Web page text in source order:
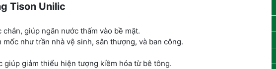
Tison Unilic
giúp ngăn nước thấm vào bề mặt.
như trần nhà vệ sinh, sân thượng, và ban công.
giảm thiểu hiện tượng kiềm hóa từ bê tông.